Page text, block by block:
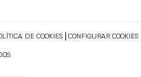
DE COOKIES CONFIGURAR COOKIES